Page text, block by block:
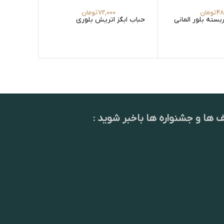
تومان
بلور المانی
72,000تومان
حباب ابگز اتریش بلوری
ها و جشنواره ها باخبر شوید :